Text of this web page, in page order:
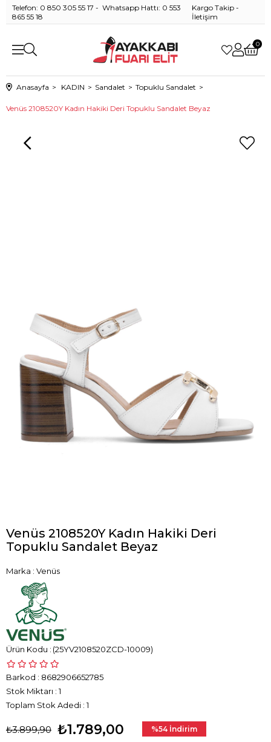
Telefon: 0 850 305 55 17 - Whatsapp Hattı: 0 553
865 55 18
Kargo Takip -
İletişim
0
Anasayfa KADIN Sandalet Topuklu Sandalet
Venüs 2108520Y Kadın Hakiki Deri Topuklu Sandalet Beyaz
Venüs 2108520Y Kadın Hakiki Deri
Topuklu Sandalet Beyaz
Marka : Venüs
(25YV2108520ZCD-10009)
Barkod : 8682906652785
Stok Miktarı : 1
Toplam Stok Adedi : 1
₺3.899,90 ₺1.789,00 %54 İndirim